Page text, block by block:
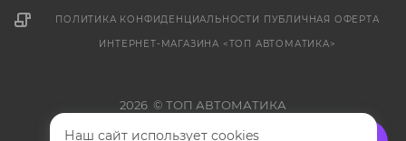
ПОЛИТИКА КОНФИДЕНЦИАЛЬНОСТИ ПУБЛИЧНАЯ ОФЕРТА
ИНТЕРНЕТ-МАГАЗИНА <ТОП АВТОМАТИКА>
2026 © ТОП АВТОМАТИКА
Наш сайт использует cookies